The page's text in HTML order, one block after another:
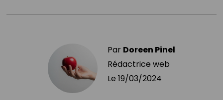
Par Doreen Pinel
Rédactrice web
Le 19/03/2024